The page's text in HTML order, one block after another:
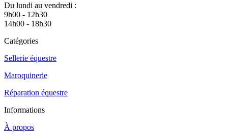
Du lundi au vendredi :
9h00 - 12h30
14h00 - 18h30
Catégories
Sellerie équestre
Maroquinerie
Réparation équestre
Informations
À propos